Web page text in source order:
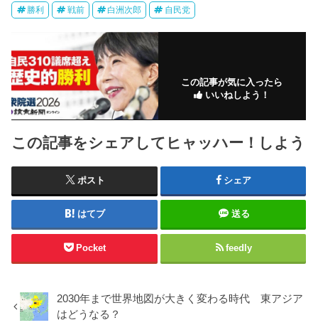
勝利 戦前 白洲次郎 自民党
この記事が気に入ったら
いいねしよう！
この記事をシェアしてヒャッハー！しよう
ポスト シェア
はてブ 送る
Pocket feedly
2030年まで世界地図が大きく変わる時代 東アジア
はどうなる？